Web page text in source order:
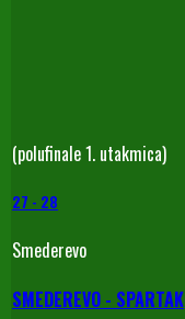
(polufinale 1. utakmica)
27 - 28
Smederevo
SMEDEREVO - SPARTAK